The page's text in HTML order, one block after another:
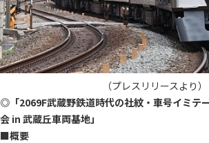
（プレスリリースより）
◎「2069F武蔵野鉄道時代の社紋・車号イミテ
会 in 武蔵丘車両基地」
■概要